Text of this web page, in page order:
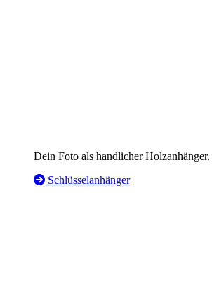
Dein Foto als handlicher Holzanhänger.
Schlüsselanhänger